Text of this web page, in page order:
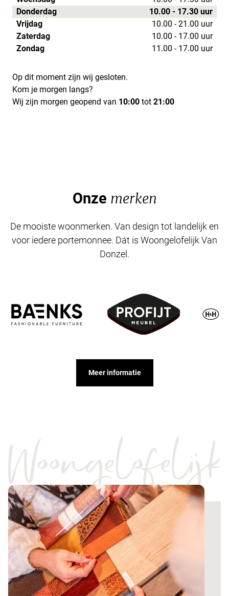
Donderdag
10.00 - 17.30 uur
Vrijdag
10.00 - 21.00 uur
Zaterdag
10.00 - 17.00 uur
Zondag
11.00 - 17.00 uur
Op dit moment zijn wij gesloten.
Kom je morgen langs?
Wij zijn morgen geopend van 10:00 tot 21:00
Onze merken
De mooiste woonmerken. Van design tot landelijk en
voor iedere portemonnee. Dát is Woongelofelijk Van
Donzel.
Meer informatie